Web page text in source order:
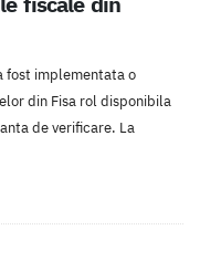
fost implementata o
din Fisa rol disponibila
de verificare. La